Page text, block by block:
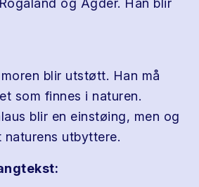
og Agder. Han blir
blir utstøtt. Han må
som finnes i naturen.
blir en einstøing, men og
utbyttere.